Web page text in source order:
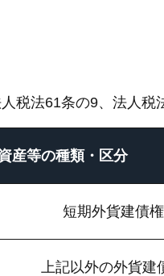
税法61条の9、法人税
産等の種類・区分
短期外貨建債
上記以外の外貨建